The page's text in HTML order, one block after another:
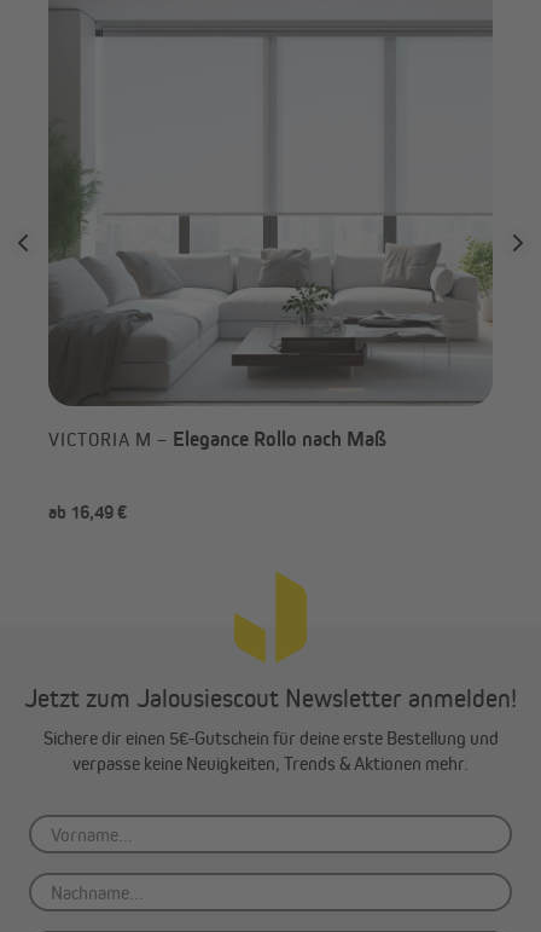
VICTORIA M – Elegance Rollo nach Maß
ab 16,49 €
Jetzt zum Jalousiescout Newsletter anmelden!
Sichere dir einen 5€-Gutschein für deine erste Bestellung und
verpasse keine Neuigkeiten, Trends & Aktionen mehr.